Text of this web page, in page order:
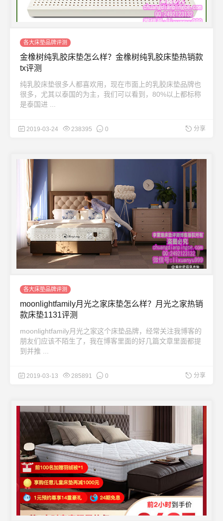
各大床垫品牌评测
金橡树纯乳胶床垫怎么样？金橡树纯乳胶床垫热销款
tx评测
纯乳胶床垫很多人都喜欢用，现在市面上的乳胶床垫品牌也
很多，尤其以泰国的为主，我们可以看到，80%以上都标称
是泰国进 ...
2019-03-24 238395 0 分享
各大床垫品牌评测
moonlightfamily月光之家床垫怎么样？月光之家热销
款床垫1131评测
moonlightfamily月光之家这个床垫品牌，经常关注我博客的
朋友们应该不陌生了，我在博客里面的好几篇文章里面都提
到并推 ...
2019-03-13 285891 0 分享